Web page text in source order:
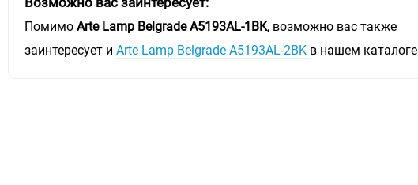
Помимо Arte Lamp Belgrade A5193AL-1BK, возможно вас также
заинтересует и Arte Lamp Belgrade A5193AL-2BK в нашем каталоге